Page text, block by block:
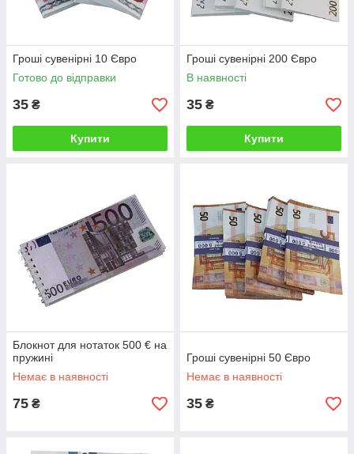
Гроші сувенірні 10 Євро
Готово до відправки
35 ₴
Купити
Гроші сувенірні 200 Євро
В наявності
35 ₴
Купити
Блокнот для нотаток 500 € на
пружині
Немає в наявності
75 ₴
Гроші сувенірні 50 Євро
Немає в наявності
35 ₴